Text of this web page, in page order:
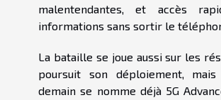
malentendantes, et accès
informations sans sortir le
La bataille se joue aussi sur les
poursuit son déploiement, mais
demain se nomme déjà 5G